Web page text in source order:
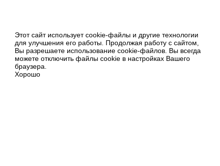
Этот сайт использует cookie-файлы и другие технологии
для улучшения его работы. Продолжая работу с сайтом,
Вы разрешаете использование cookie-файлов. Вы всегда
можете отключить файлы cookie в настройках Вашего
браузера.
Хорошо